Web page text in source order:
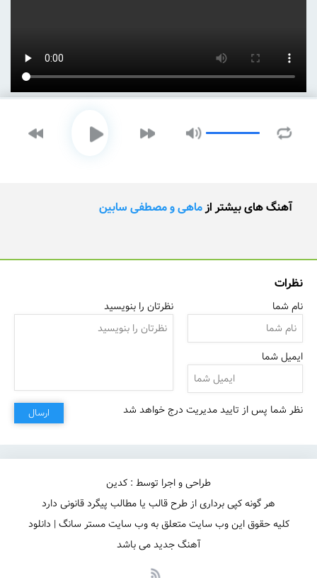
آهنگ های بیشتر ازماهی و مصطفی سابین
نظرات
نام شما
ایمیل شما
نظرتان را بنویسید
نظر شما پس از تایید مدیریت درج خواهد شد ارسال
طراحی و اجرا توسط : کدین
هر گونه کپی برداری از طرح قالب یا مطالب پیگرد قانونی دارد
کلیه حقوق این وب سایت متعلق به وب سایت مستر سانگ | دانلود
آهنگ جدید می باشد